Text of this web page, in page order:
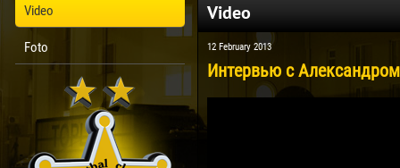
Video
Foto
Video
12 February 2013
Интервью с